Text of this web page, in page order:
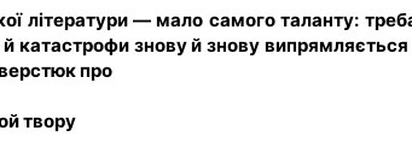
літератури — мало самого таланту:
й катастрофи знову й знову
про
твору